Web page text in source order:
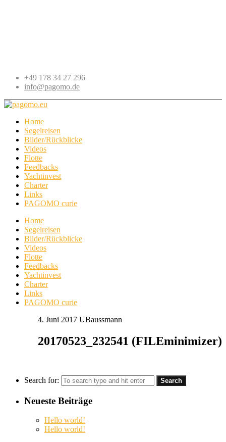
+49 178 34 27 296
info@pagomo.de
Home
Segelreisen
Bilder/Rückblicke
Videos
Flotte
Feedbacks
Yachtinvest
Charter
Links
PAGOMO curie
Home
Segelreisen
Bilder/Rückblicke
Videos
Flotte
Feedbacks
Yachtinvest
Charter
Links
PAGOMO curie
4. Juni 2017 UBaussmann
20170523_232541 (FILEminimizer)
Search for:
Neueste Beiträge
Hello world!
Hello world!